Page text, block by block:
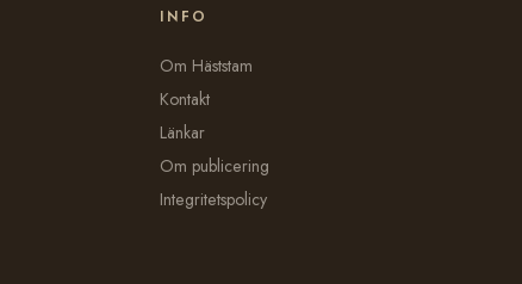
INFO
Om Häststam
Kontakt
Länkar
Om publicering
Integritetspolicy